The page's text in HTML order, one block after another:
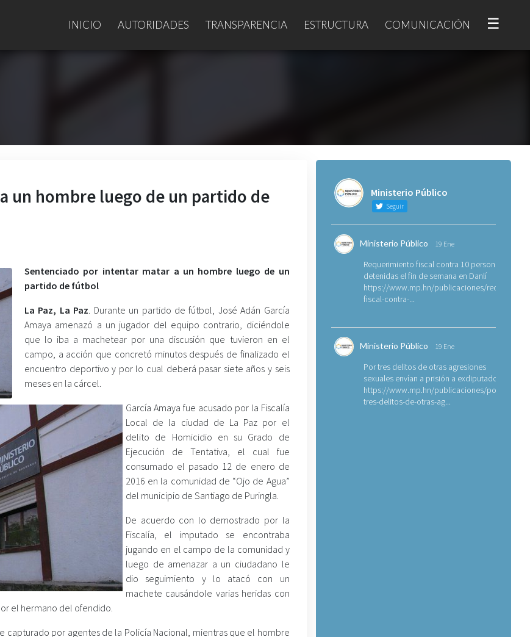
INICIO AUTORIDADES TRANSPARENCIA ESTRUCTURA COMUNICACIÓN ☰
un hombre luego de un partido de
Sentenciado por intentar matar a un hombre luego de un
partido de fútbol
La Paz, La Paz. Durante un partido de fútbol, José Adán García
Amaya amenazó a un jugador del equipo contrario, diciéndole
que lo iba a machetear por una discusión que tuvieron en el
campo, a acción que concretó minutos después de finalizado el
encuentro deportivo y por lo cual deberá pasar siete años y seis
meses en la cárcel.
García Amaya fue acusado por la Fiscalía
Local de la ciudad de La Paz por el
delito de Homicidio en su Grado de
Ejecución de Tentativa, el cual fue
consumado el pasado 12 de enero de
2016 en la comunidad de “Ojo de Agua”
del municipio de Santiago de Puringla.
De acuerdo con lo demostrado por la
Fiscalía, el imputado se encontraba
jugando en el campo de la comunidad y
luego de amenazar a un ciudadano le
dio seguimiento y lo atacó con un
machete causándole varias heridas con
el hermano del ofendido.
capturado por agentes de la Policía Nacional, mientras que el hombre
Ministerio Público
Seguir
Ministerio Público 19 Ene
Requerimiento fiscal contra 10 personas
detenidas el fin de semana en Danlí
https://www.mp.hn/publicaciones/
fiscal-contra-...
Ministerio Público 19 Ene
Por tres delitos de otras agresiones
sexuales envían a prisión a exdiputado
https://www.mp.hn/publicaciones/por-
tres-delitos-de-otras-ag...